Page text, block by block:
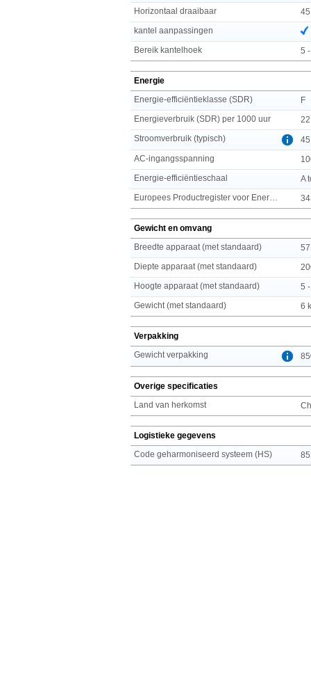
Horizontaal draaibaar
kantel aanpassingen
Bereik kantelhoek
5
Energie
Energie-efficiëntieklasse (SDR)
F
Energieverbruik (SDR) per 1000 uur
Stroomverbruik (typisch)
AC-ingangsspanning
Energie-efficiëntieschaal
A
Gewicht en omvang
Breedte apparaat (met standaard)
Diepte apparaat (met standaard)
Hoogte apparaat (met standaard)
5
Gewicht (met standaard)
6
Verpakking
Gewicht verpakking
Overige specificaties
Land van herkomst
Logistieke gegevens
Code geharmoniseerd systeem (HS)